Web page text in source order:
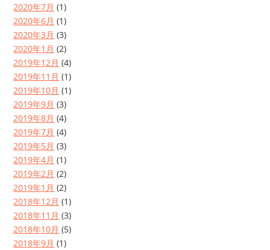
2020年7月 (1)
2020年6月 (1)
2020年3月 (3)
2020年1月 (2)
2019年12月 (4)
2019年11月 (1)
2019年10月 (1)
2019年9月 (3)
2019年8月 (4)
2019年7月 (4)
2019年5月 (3)
2019年4月 (1)
2019年2月 (2)
2019年1月 (2)
2018年12月 (1)
2018年11月 (3)
2018年10月 (5)
2018年9月 (1)